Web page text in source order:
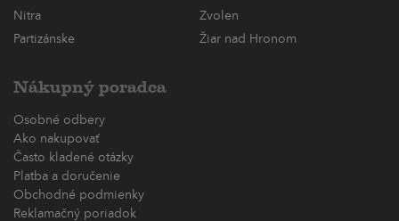
Nitra
Zvolen
Partizánske
Žiar nad Hronom
Nákupný poradca
Osobné odbery
Ako nakupovať
Často kladené otázky
Platba a doručenie
Obchodné podmienky
Reklamačný poriadok